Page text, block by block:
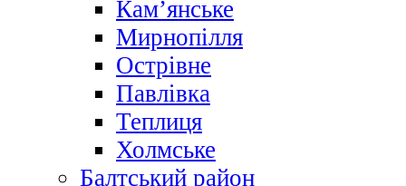
Кам’янське
Мирнопілля
Острівне
Павлівка
Теплиця
Холмське
Балтський район